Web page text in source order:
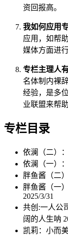
资回报高。
我如何应用
应用，如帮
媒体方面进
专栏主理人
名体制内裸
经验，是多
业联盟来帮
专栏目录
依澜（二）
依澜（一）
胖鱼酱（二
胖鱼酱（一
2025/3/31
共创:一人公
阔的人生呐
凯莉：小而